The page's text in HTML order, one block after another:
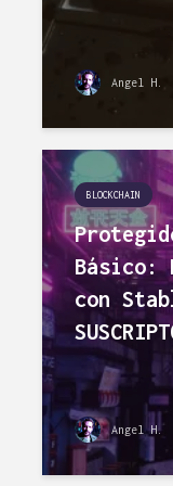
Angel H.
BLOCKCHAIN
Básico:
con
Angel H.